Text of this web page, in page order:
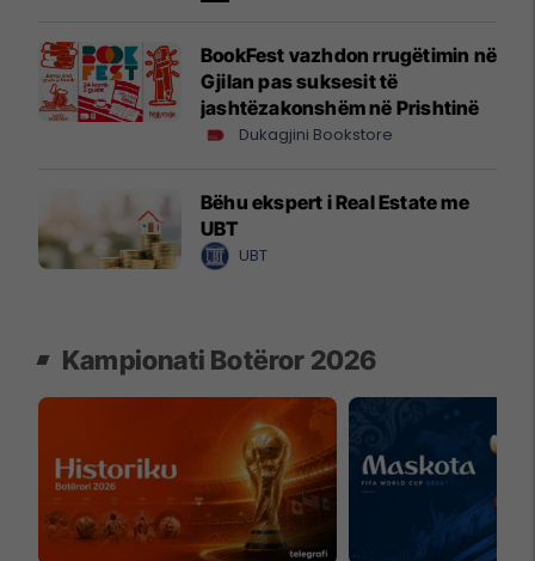
BookFest vazhdon rrugëtimin në
Gjilan pas suksesit të
jashtëzakonshëm në Prishtinë
Dukagjini Bookstore
Bëhu ekspert i Real Estate me
UBT
UBT
Kampionati Botëror 2026